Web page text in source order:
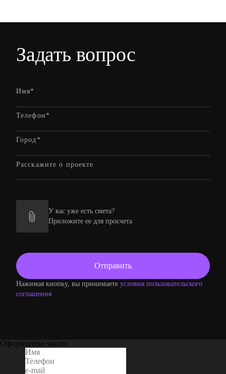
Задать вопрос
У вас уже есть смета?
Приложите ее для просчета
Нажимая кнопку, вы принимаете условия пользовательского
соглашения
Оформление заказа